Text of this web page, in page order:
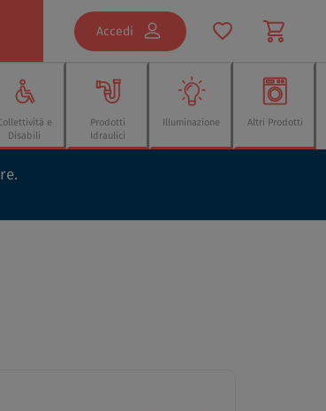
Accedi
e
Disabili
Prodotti
Idraulici
Illuminazione Altri Prodotti